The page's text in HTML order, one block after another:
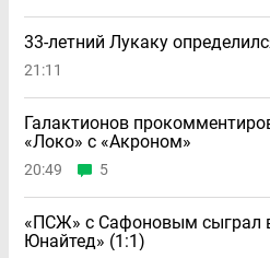
33-летний Лукаку
21:11
Галактионов
«Локо» с «Акроном»
20:49 5
«ПСЖ» с Сафоновым сыграл
Юнайтед» (1:1)